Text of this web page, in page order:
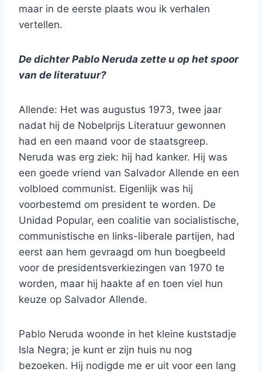
maar in de eerste plaats wou ik verhalen
vertellen.
De dichter Pablo Neruda zette u op het spoor
van de literatuur?
Allende: Het was augustus 1973, twee jaar
nadat hij de Nobelprijs Literatuur gewonnen
had en een maand voor de staatsgreep.
Neruda was erg ziek: hij had kanker. Hij was
een goede vriend van Salvador Allende en een
volbloed communist. Eigenlijk was hij
voorbestemd om president te worden. De
Unidad Popular, een coalitie van socialistische,
communistische en links-liberale partijen, had
eerst aan hem gevraagd om hun boegbeeld
voor de presidentsverkiezingen van 1970 te
worden, maar hij haakte af en toen viel hun
keuze op Salvador Allende.
Pablo Neruda woonde in het kleine kuststadje
Isla Negra; je kunt er zijn huis nu nog
bezoeken. Hij nodigde me er uit voor een lang